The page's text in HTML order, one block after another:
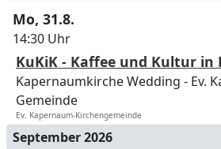
Mo, 31.8.
14:30 Uhr
KuKiK - Kaffee und Kultur in
Kapernaumkirche Wedding
Ev.
Gemeinde
Ev. Kapernaum-Kirchengemeinde
September 2026